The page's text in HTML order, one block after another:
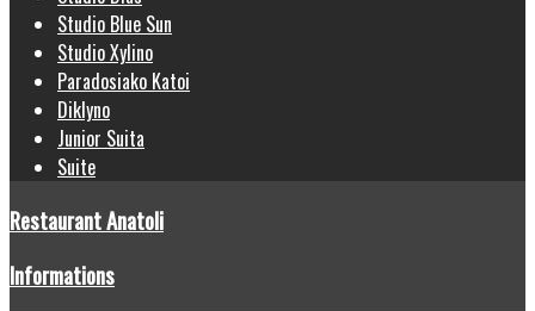
Studio Blue Sun
Studio Xylino
Paradosiako Katoi
Diklyno
Junior Suita
Suite
Restaurant Anatoli
Informations